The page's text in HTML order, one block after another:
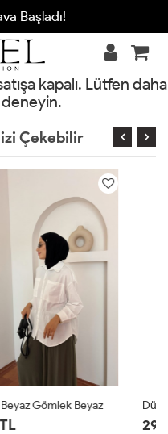
Başladı!
kapalı. Lütfen daha
Çekebilir
Düğmeli Siyah Gömlek Siyah
299 TL